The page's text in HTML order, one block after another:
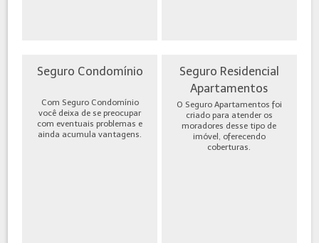
Seguro Condomínio
Com Seguro Condomínio
você deixa de se preocupar
com eventuais problemas e
ainda acumula vantagens.
Seguro Residencial
Apartamentos
O Seguro Apartamentos foi
criado para atender os
moradores desse tipo de
imóvel, oferecendo
coberturas.